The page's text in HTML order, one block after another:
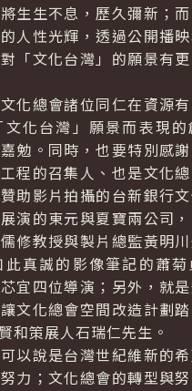
生生不息，歷久彌新；而
人性光輝，透過公開播映
「文化台灣」的願景有
化總會諸位同仁在資源
化台灣」願景而表現
勉。同時，也要特別感
程的召集人、也是文化
助影片拍攝的台新銀行
演的東元與夏寶兩公司，
修教授與製片總監黃明
真誠的影像筆記的蕭菊
宜四位導演；另外，就
文化總會空間改造計劃
和策展人石瑞仁先生。
以說是台灣世紀維新的希
力；文化總會的轉型與